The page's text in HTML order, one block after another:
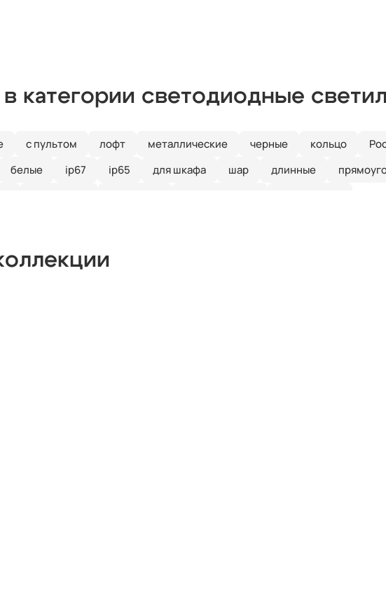
категории светодиодные
с пультом лофт металлические черные кольцо
белые ip67 ip65 для шкафа шар длинные